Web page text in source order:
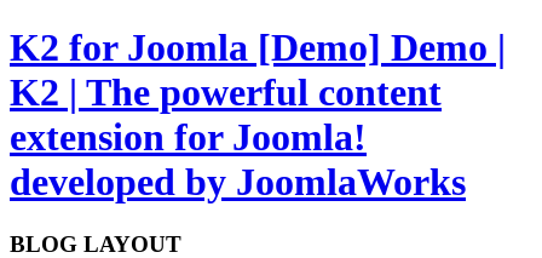
K2 for Joomla [Demo] Demo |
K2 | The powerful content
extension for Joomla!
developed by JoomlaWorks
BLOG LAYOUT